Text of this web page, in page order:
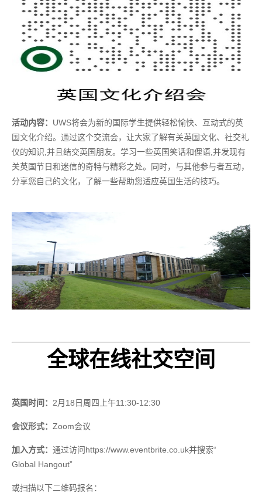
活动内容： UWS将会为新的国际学生提供轻松愉快、互动式的英
国文化介绍。通过这个交流会，让大家了解有关英国文化、社交礼
仪的知识,并且结交英国朋友。学习一些英国笑话和俚语,并发现有
关英国节日和迷信的奇特与精彩之处。同时，与其他参与者互动，
分享您自己的文化，了解一些帮助您适应英国生活的技巧。
全球在线社交空间
英国时间： 2月18日周四上午11:30-12:30
会议形式： Zoom会议
加入方式： 通过访问https://www.eventbrite.co.uk并搜索“
Global Hangout”
或扫描以下二维码报名：